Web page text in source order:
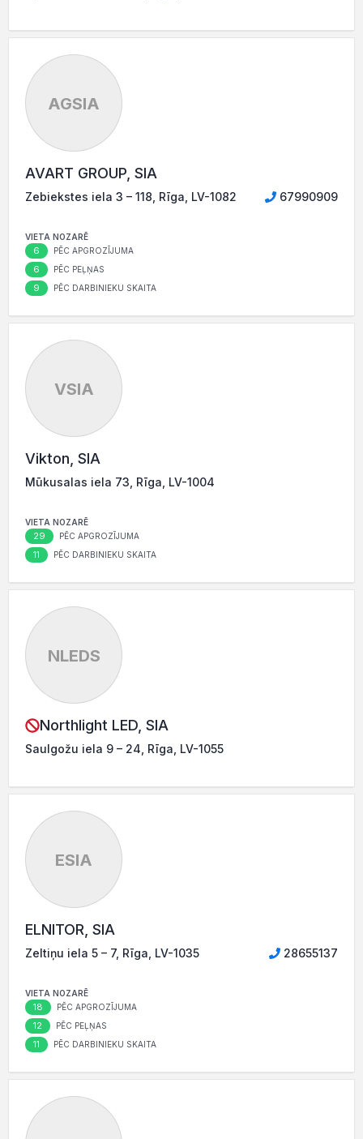
AGSIA
AVART GROUP, SIA
Zebiekstes iela 3 – 118, Rīga, LV-1082 67990909
VIETA NOZARĒ
6 PĒC APGROZĪJUMA
6 PĒC PEĻŅAS
9 PĒC DARBINIEKU SKAITA
VSIA
Vikton, SIA
Mūkusalas iela 73, Rīga, LV-1004
VIETA NOZARĒ
29 PĒC APGROZĪJUMA
11 PĒC DARBINIEKU SKAITA
NLEDS
Northlight LED, SIA
Saulgožu iela 9 – 24, Rīga, LV-1055
ESIA
ELNITOR, SIA
Zeltiņu iela 5 – 7, Rīga, LV-1035 28655137
VIETA NOZARĒ
18 PĒC APGROZĪJUMA
12 PĒC PEĻŅAS
11 PĒC DARBINIEKU SKAITA